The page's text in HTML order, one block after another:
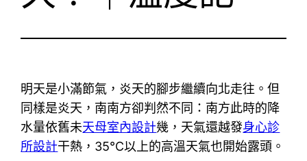
明天是小滿節氣，炎天的腳步繼續向北走往。但
同樣是炎天，南南方卻判然不同：南方此時的降
水量依舊未天母室內設計幾，天氣還越發身心診
所設計干熱，35℃以上的高溫天氣也開始露頭。